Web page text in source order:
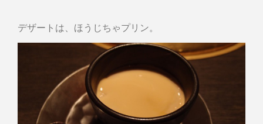
デザートは、ほうじちゃプリン。